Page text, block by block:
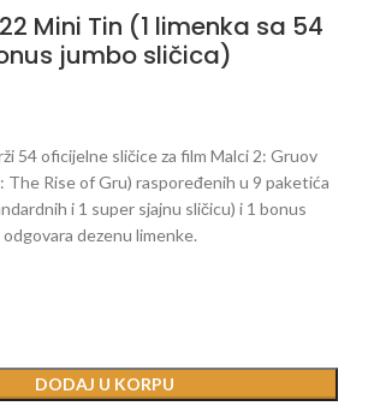
Mini Tin (1 limenka sa 54
jumbo sličica)
54 oficijelne sličice za film Malci 2: Gruov
The Rise of Gru) raspoređenih u 9 paketića
i 1 super sjajnu sličicu) i 1 bonus
dezenu limenke.
DODAJ U KORPU